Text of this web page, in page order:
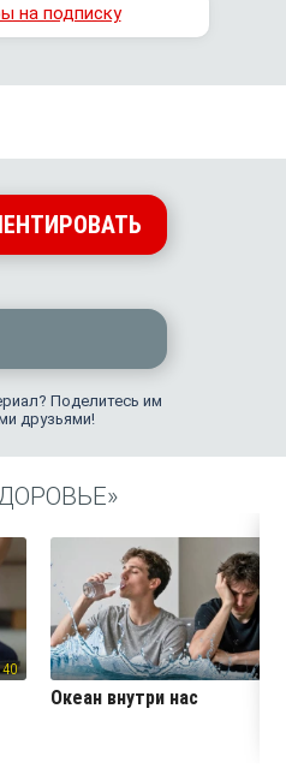
на подписку
Поделитесь им
друзьями!
40
Океан внутри нас